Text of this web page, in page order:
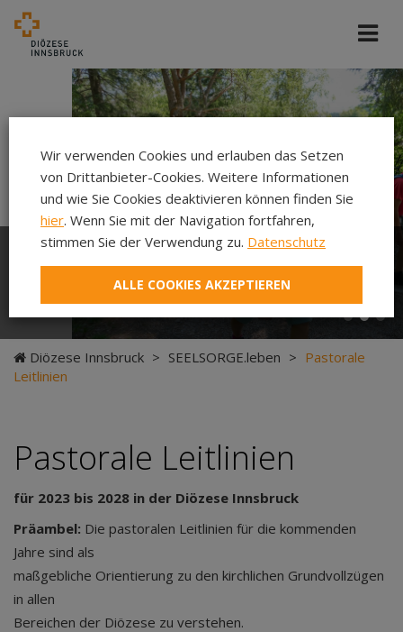
Cincelli/dibk
Neuer Pilgerweg Via
Laudato si’
Diözese Innsbruck > SEELSORGE.leben > Pastorale
Leitlinien
Pastorale Leitlinien
für 2023 bis 2028 in der Diözese Innsbruck
Präambel: Die pastoralen Leitlinien für die kommenden
Jahre sind als
maßgebliche Orientierung zu den kirchlichen Grundvollzügen
in allen
Bereichen der Diözese zu verstehen.
Wir verwenden Cookies und erlauben das Setzen
von Drittanbieter-Cookies. Weitere Informationen
und wie Sie Cookies deaktivieren können finden Sie
hier. Wenn Sie mit der Navigation fortfahren,
stimmen Sie der Verwendung zu. Datenschutz
ALLE COOKIES AKZEPTIEREN